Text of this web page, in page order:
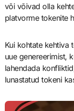
või võivad olla
platvorme tokenite
Kui kohtate kehtiva
uue genereerimist,
lahendada
lunastatud tokeni